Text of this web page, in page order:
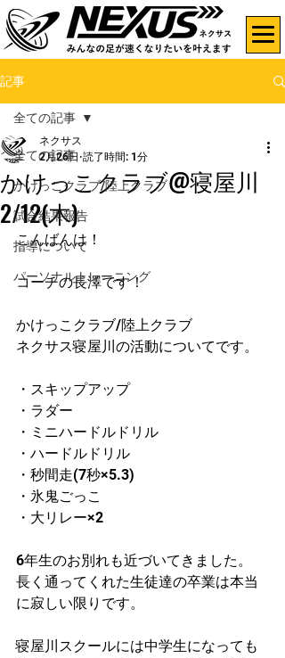
記事
全ての記事
かけっこクラブ/陸上クラブ
試合結果報告
指導について
パーソナルトレーニング
全ての記事
かけっこクラブ@寝屋川
2/12(木)
ネクサス
2月26日 読了時間: 1分
こんばんは！
コーチの長澤です！
かけっこクラブ/陸上クラブ
ネクサス寝屋川の活動についてです。
・スキップアップ
・ラダー
・ミニハードルドリル
・ハードルドリル
・秒間走(7秒×5.3)
・氷鬼ごっこ
・大リレー×2
6年生のお別れも近づいてきました。
長く通ってくれた生徒達の卒業は本当
に寂しい限りです。
寝屋川スクールには中学生になっても